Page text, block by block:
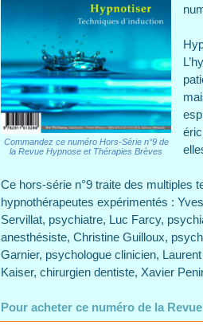
Commandez ce numéro Hors-Série n°9 de
la Revue Hypnose et Thérapies Brèves
Ce hors-série n°9 traite des multiples
hypnothérapeutes expérimentés :
Servillat, psychiatre, Luc Farcy,
anesthésiste, Christine Guilloux,
Garnier, psychologue clinicien,
Kaiser, chirurgien dentiste, Xavier
Pour acheter ce numéro de la